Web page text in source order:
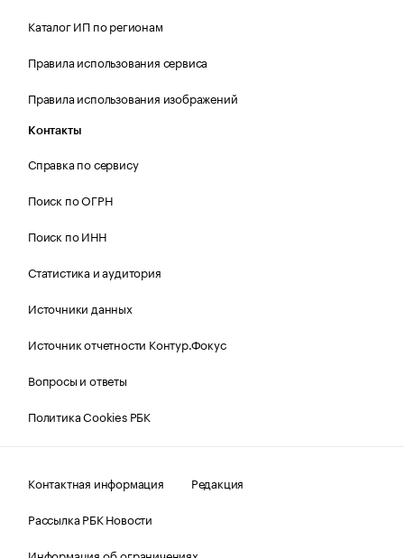
Каталог ИП по регионам
Правила использования сервиса
Правила использования изображений
Контакты
Справка по сервису
Поиск по ОГРН
Поиск по ИНН
Статистика и аудитория
Источники данных
Источник отчетности Контур.Фокус
Вопросы и ответы
Политика Cookies РБК
Контактная информация
Редакция
Рассылка РБК Новости